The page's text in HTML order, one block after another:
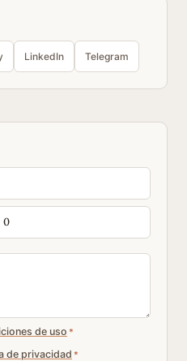
LinkedIn Telegram
de uso *
de privacidad *